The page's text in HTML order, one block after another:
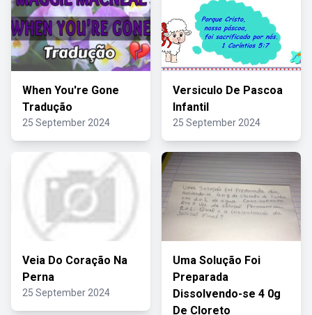
When You're Gone
Tradução
25 September 2024
Versiculo De Pascoa
Infantil
25 September 2024
Veia Do Coração Na
Perna
25 September 2024
Uma Solução Foi
Preparada
Dissolvendo-se 4 0g
De Cloreto